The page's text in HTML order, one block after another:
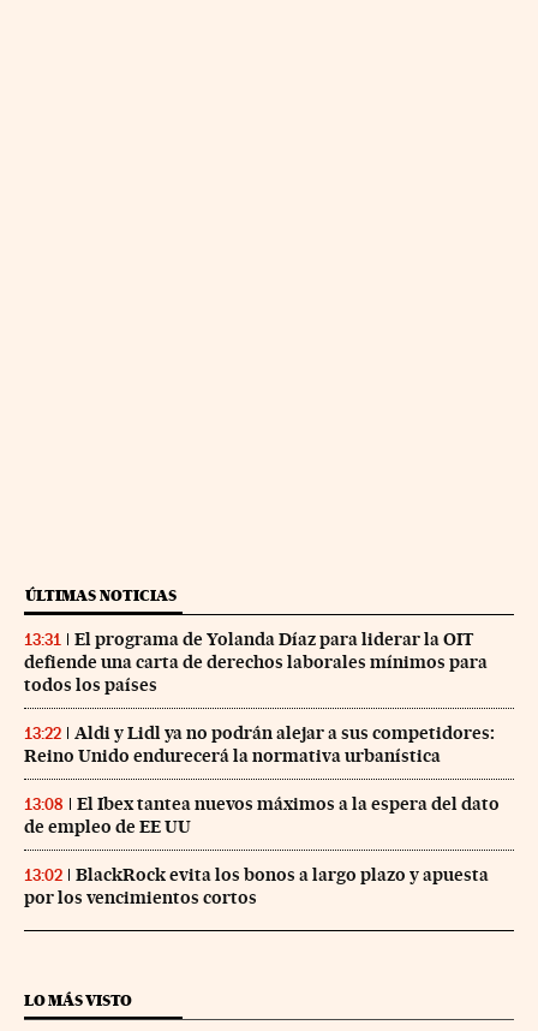
ÚLTIMAS NOTICIAS
13:31
El programa de Yolanda Díaz para liderar la OIT
defiende una carta de derechos laborales mínimos para
todos los países
13:22
Aldi y Lidl ya no podrán alejar a sus competidores:
Reino Unido endurecerá la normativa urbanística
13:08
El Ibex tantea nuevos máximos a la espera del dato
de empleo de EE UU
13:02
BlackRock evita los bonos a largo plazo y apuesta
por los vencimientos cortos
LO MÁS VISTO